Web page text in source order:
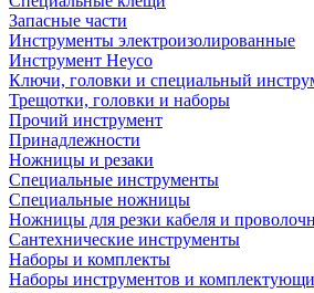
Запасные части
Инструменты электроизолированные
Инструмент Heyco
Ключи, головки и специальный
Трещотки, головки и наборы
Прочий инструмент
Принадлежности
Ножницы и резаки
Специальные инструменты
Специальные ножницы
Ножницы для резки кабеля и
Сантехнические инструменты
Наборы и комплекты
Наборы инструментов и